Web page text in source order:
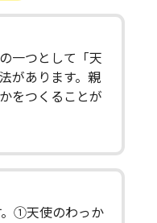
一つとして「天
があります。親
をつくることが
。①天使のわっか